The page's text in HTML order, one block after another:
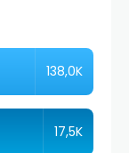
138,0K
17,5K